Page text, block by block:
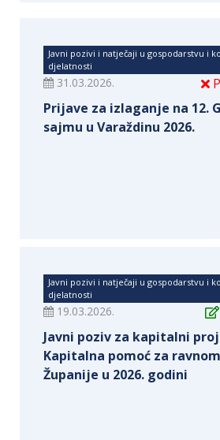
Javni pozivi i natječaji u gospodarstvu i
djelatnosti
31.03.2026.
Prijave za izlaganje na 12.
sajmu u Varaždinu 2026.
Javni pozivi i natječaji u gospodarstvu i
djelatnosti
19.03.2026.
Javni poziv za kapitalni
Kapitalna pomoć za
Županije u 2026. godini